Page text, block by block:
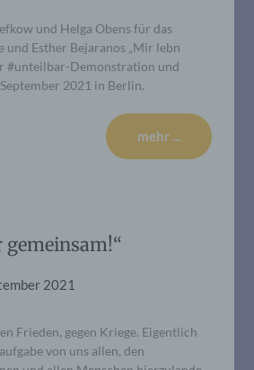
und Helga Obens für das
Esther Bejaranos „Mir lebn
#unteilbar-Demonstration und
2021 in Berlin.
mehr ...
gemeinsam!“
2021
Frieden, gegen Kriege. Eigentlich
von uns allen, den